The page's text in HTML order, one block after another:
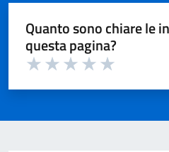
Quanto sono chiare le
questa pagina?